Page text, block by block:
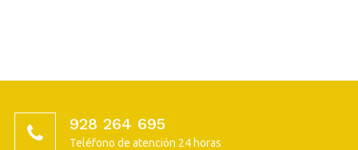
928 264 695
Teléfono de atención 24 horas